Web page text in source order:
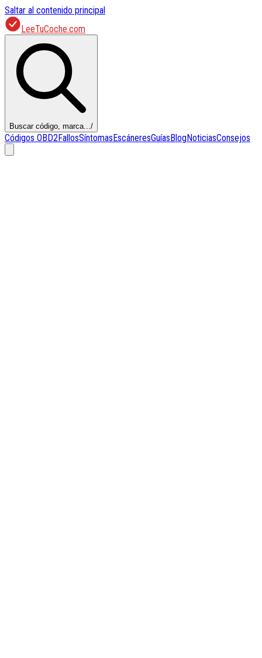
Saltar al contenido principal
LeeTuCoche.com
Buscar código, marca.../
Códigos OBD2FallosSíntomasEscáneresGuíasBlogNoticiasConsejos